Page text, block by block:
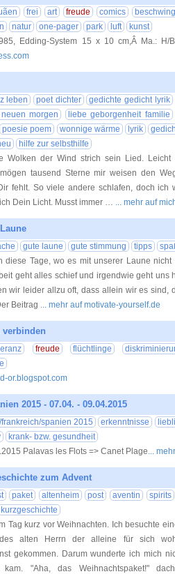
frei art freude comics
natur one-pager park luft
kunst
1985, Edding-System 15 x 10 cm,Â Ma.:
leben poet dichter
gedichte gedicht lyrik
morgen
liebe geborgenheit familie
poesie poem wonnige wärme lyrik
hilfe zur selbsthilfe
Wolken der Wind strich sein Lied. Leicht
tausend Sterne mir weisen den
fehlt. So viele andere schlafen, doch ich
Dein Licht. Musst immer … ... mehr auf
gute laune gute stimmung tipps
diese Tage, wo es mit unserer Laune
geht alles schief und irgendwie geht uns
wir leider allzu oft, dass allein wir es sind,
Beitrag ... mehr auf motivate-yourself.de
verbinden
freude flüchtlinge
or.blogspot.com
2015 - 07.04. - 09.04.2015
spanien 2015 erkenntnisse
krank- bzw. gesundheit
Palavas les Flots => Canet Plage...
zum Advent
paket altenheim post aventin
spirits
kurzgeschichte
Tag kurz vor Weihnachten. Ich besuchte
alten Herrn der alleine für sich
gekommen. Darum wunderte ich mich
kam. "Aha, das Weihnachtspaket!"